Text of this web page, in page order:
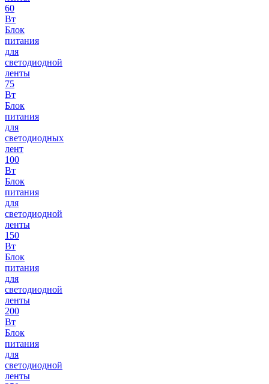
60
Вт
Блок
питания
для
светодиодной
ленты
75
Вт
Блок
питания
для
светодиодных
лент
100
Вт
Блок
питания
для
светодиодной
ленты
150
Вт
Блок
питания
для
светодиодной
ленты
200
Вт
Блок
питания
для
светодиодной
ленты